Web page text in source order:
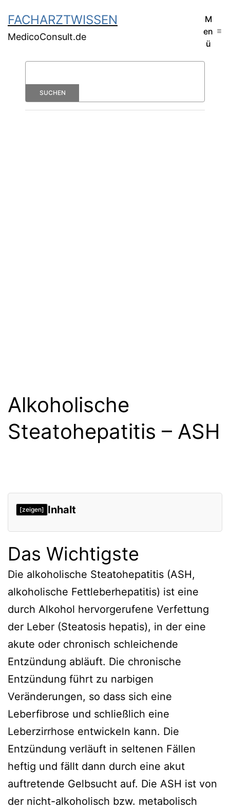
FACHARZTWISSEN
MedicoConsult.de
M
en
ü
Alkoholische
Steatohepatitis – ASH
[zeigen] Inhalt
Das Wichtigste
Die alkoholische Steatohepatitis (ASH,
alkoholische Fettleberhepatitis) ist eine
durch Alkohol hervorgerufene Verfettung
der Leber (Steatosis hepatis), in der eine
akute oder chronisch schleichende
Entzündung abläuft. Die chronische
Entzündung führt zu narbigen
Veränderungen, so dass sich eine
Leberfibrose und schließlich eine
Leberzirrhose entwickeln kann. Die
Entzündung verläuft in seltenen Fällen
heftig und fällt dann durch eine akut
auftretende Gelbsucht auf. Die ASH ist von
der nicht-alkoholisch bzw. metabolisch